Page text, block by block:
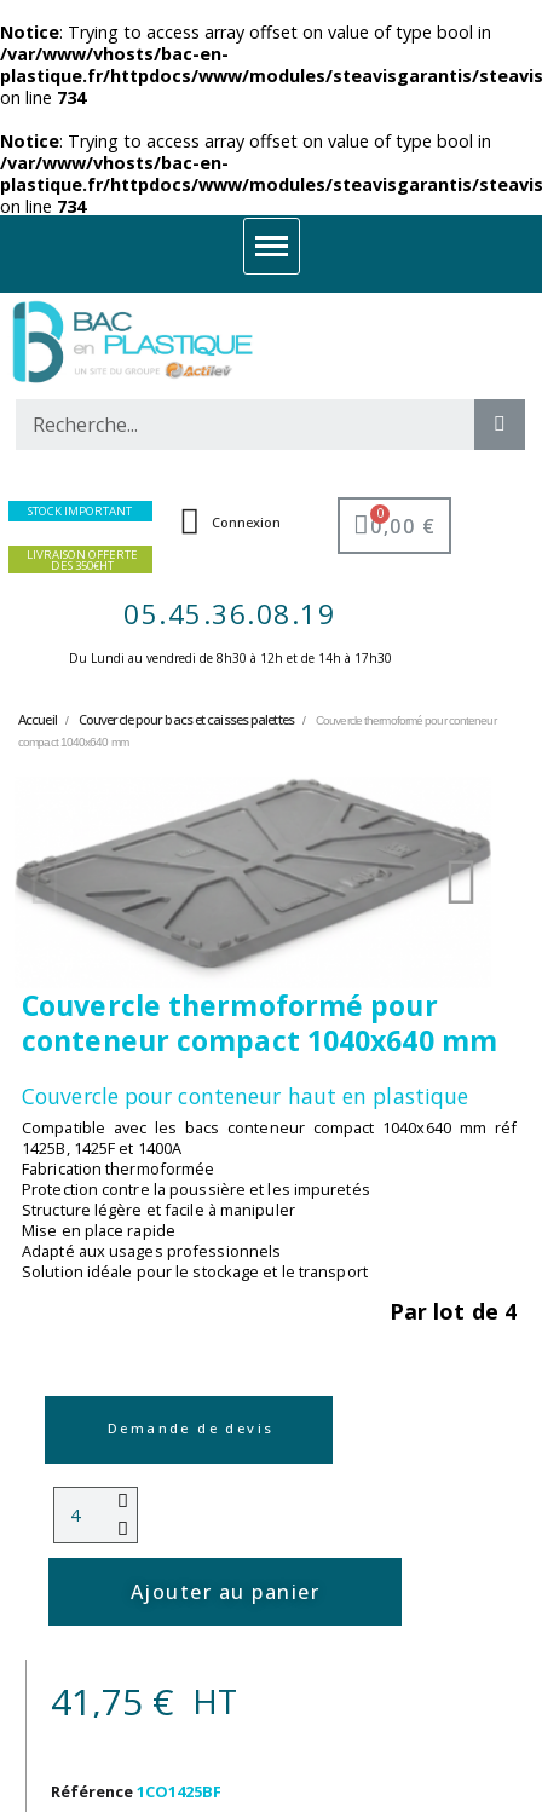
Notice: Trying to access array offset on value of type bool in
/var/www/vhosts/bac-en-
plastique.fr/httpdocs/www/modules/steavisgarantis/
on line 734
Notice: Trying to access array offset on value of type bool in
/var/www/vhosts/bac-en-
plastique.fr/httpdocs/www/modules/steavisgarantis/
on line 734
STOCK IMPORTANT
LIVRAISON OFFERTE
DES 350€HT
Connexion 0,00 €
05.45.36.08.19
Du Lundi au vendredi de 8h30 à 12h et de 14h à 17h30 ​
Accueil Couvercle pour bacs et caisses palettes
Couvercle thermoformé pour conteneur
compact 1040x640 mm
Couvercle thermoformé pour
conteneur compact 1040x640 mm
Couvercle pour conteneur haut en plastique
Compatible avec les bacs conteneur compact 1040x640 mm réf
1425B, 1425F et 1400A
Fabrication thermoformée
Protection contre la poussière et les impuretés
Structure légère et facile à manipuler
Mise en place rapide
Adapté aux usages professionnels
Solution idéale pour le stockage et le transport
Par lot de 4
Demande de devis
Ajouter au panier
41,75 € HT
Référence1CO1425BF